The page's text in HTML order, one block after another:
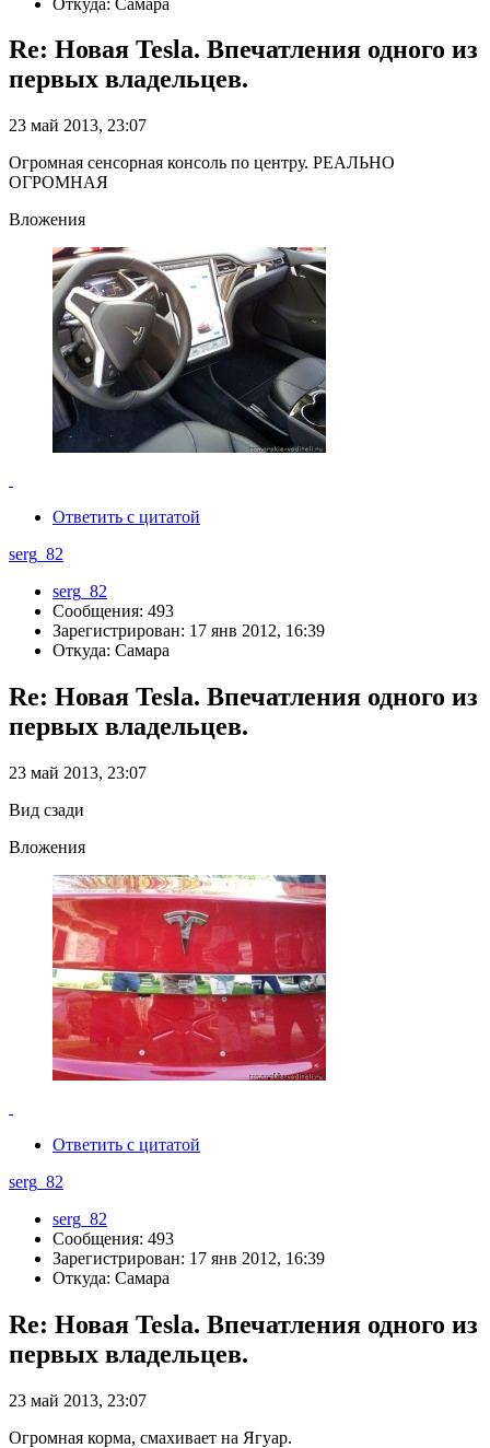
Re: Новая Tesla. Впечатления одного из
первых владельцев.
23 май 2013, 23:07
Огромная сенсорная консоль по центру. РЕАЛЬНО
ОГРОМНАЯ
Вложения
Ответить с цитатой
serg_82
serg_82
Сообщения: 493
Зарегистрирован: 17 янв 2012, 16:39
Откуда: Самара
Re: Новая Tesla. Впечатления одного из
первых владельцев.
23 май 2013, 23:07
Вид сзади
Вложения
Ответить с цитатой
serg_82
serg_82
Сообщения: 493
Зарегистрирован: 17 янв 2012, 16:39
Откуда: Самара
Re: Новая Tesla. Впечатления одного из
первых владельцев.
23 май 2013, 23:07
Огромная корма, смахивает на Ягуар.